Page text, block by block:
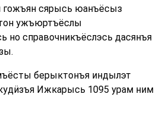
гожъян сярысь юанъёсыз
ужъюртъёслы
но справочникъёслэсь дасянъя
берыктонъя индылэт
Ижкарысь 1095 урам ним